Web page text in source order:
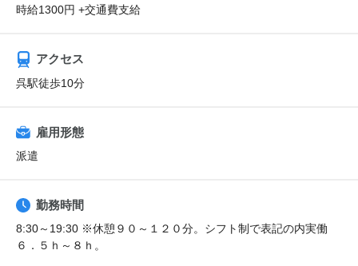
時給1300円 +交通費支給
アクセス
呉駅徒歩10分
雇用形態
派遣
勤務時間
8:30～19:30 ※休憩９０～１２０分。シフト制で表記の内実働
６．５ｈ～８ｈ。